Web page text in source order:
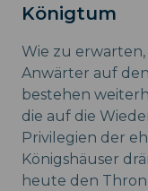
Königtum
Wie zu
Anwärter auf
bestehen
die auf die
Privilegien der
Königshäuser
heute den